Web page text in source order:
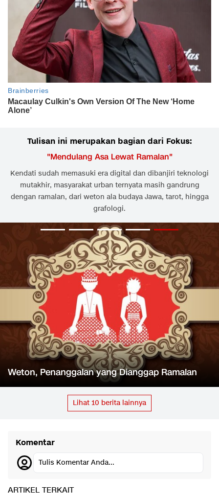
Tulisan ini merupakan bagian dari Fokus:
"Mendulang Asa Lewat Ramalan"
Kendati sudah memasuki era digital dan dibanjiri teknologi
mutakhir, masyarakat urban ternyata masih gandrung
dengan ramalan, dari weton ala budaya Jawa, tarot, hingga
grafologi.
Weton, Penanggalan yang Dianggap Ramalan
Lihat 10 berita lainnya
Komentar
Tulis Komentar Anda...
ARTIKEL TERKAIT